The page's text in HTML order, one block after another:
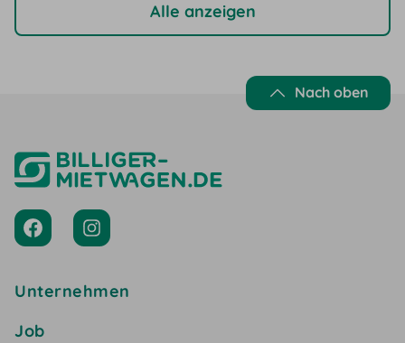
Alle anzeigen
Nach oben
Unternehmen
Job